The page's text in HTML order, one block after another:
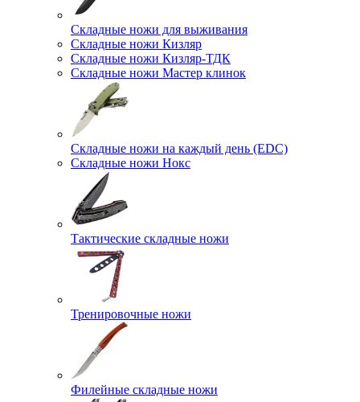
Складные ножи для выживания
Складные ножи Кизляр
Складные ножи Кизляр-ТДК
Складные ножи Мастер клинок
Складные ножи на каждый день (EDC)
Складные ножи Нокс
Тактические складные ножи
Тренировочные ножи
Филейные складные ножи